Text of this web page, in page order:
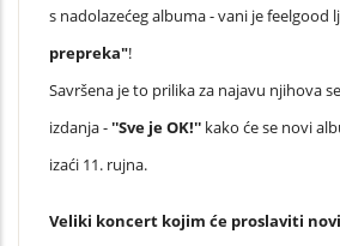
s nadolazećeg albuma - vani je feelgood
prepreka"!
Savršena je to prilika za najavu njihova
izdanja -''Sve je OK!'' kako će se novi
izaći 11. rujna.
Veliki koncert kojim će proslaviti